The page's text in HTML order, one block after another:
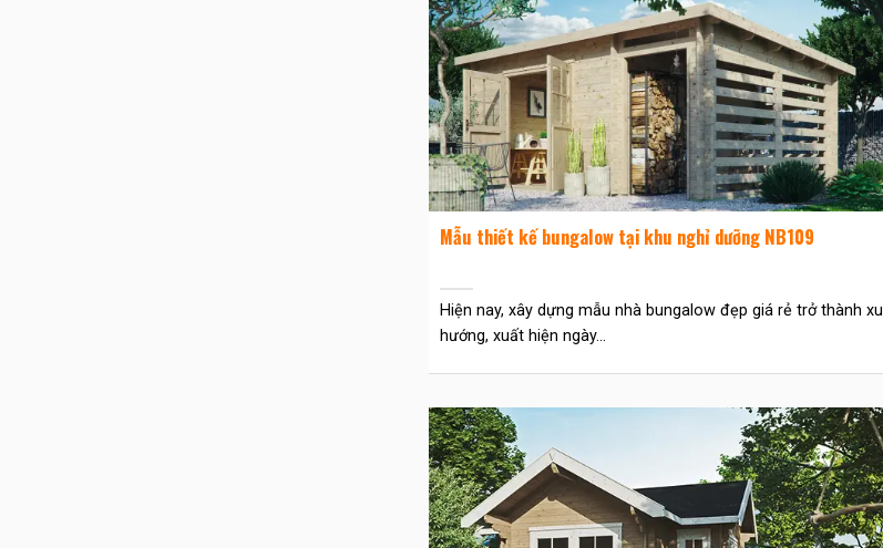
Mẫu thiết kế bungalow tại khu nghỉ dưỡng NB109
Hiện nay, xây dựng mẫu nhà bungalow đẹp giá rẻ trở thành xu
hướng, xuất hiện ngày...